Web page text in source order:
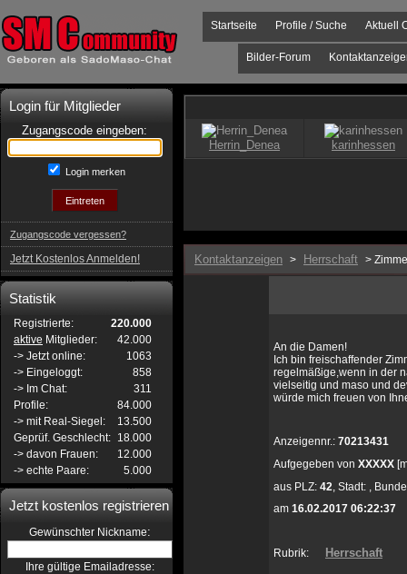
Aktuell
Profile / Suche
Startseite
Bilder-Forum
Login für Mitglieder
Zugangscode eingeben:
Login merken
Zugangscode vergessen?
Jetzt Kostenlos Anmelden!
Statistik
Registrierte:
220.000
aktive Mitglieder:
42.000
-> Jetzt online:
1063
-> Eingeloggt:
858
-> Im Chat:
311
Profile:
84.000
-> mit Real-Siegel:
13.500
Geprüf. Geschlecht: 18.000
-> davon Frauen:
12.000
-> echte Paare:
5.000
Jetzt kostenlos registrieren
Gewünschter Nickname:
Ihre gültige Emailadresse:
Kontaktanzeigen > Herrschaft >
An die Damen!
Ich bin freischaffender
regelmäßige,wenn in der
vielseitig und maso und
würde mich freuen von
Anzeigennr.: 70213431
Aufgegeben von XXXXX
aus PLZ: 42, Stadt: ,
am 16.02.2017 06:22:37
Rubrik: Herrschaft